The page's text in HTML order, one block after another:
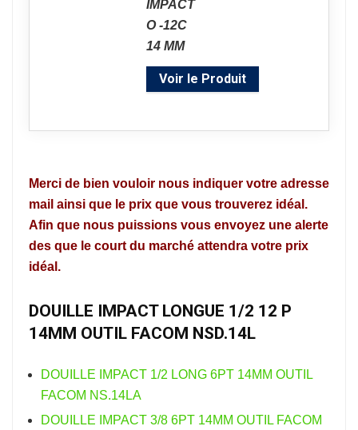
Voir le Produit
Merci de bien vouloir nous indiquer votre adresse
mail ainsi que le prix que vous trouverez idéal.
Afin que nous puissions vous envoyez une alerte
des que le court du marché attendra votre prix
idéal.
DOUILLE IMPACT LONGUE 1/2 12 P
14MM OUTIL FACOM NSD.14L
DOUILLE IMPACT 1/2 LONG 6PT 14MM OUTIL
FACOM NS.14LA
DOUILLE IMPACT 3/8 6PT 14MM OUTIL FACOM